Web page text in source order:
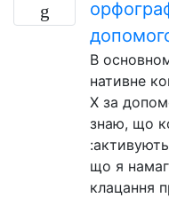
В
нативне
X за
знаю, що
що я
клацання